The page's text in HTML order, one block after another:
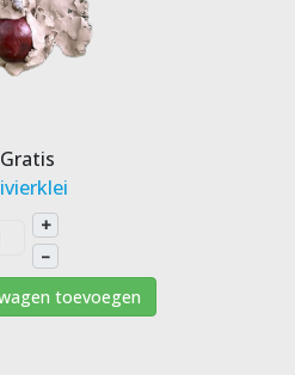
Gratis
+
–
toevoegen